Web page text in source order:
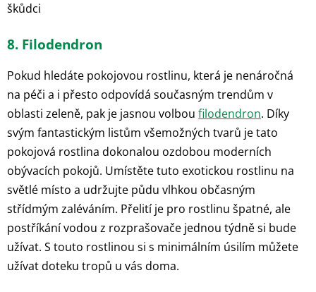
škůdci
8. Filodendron
Pokud hledáte pokojovou rostlinu, která je nenáročná
na péči a i přesto odpovídá současným trendům v
oblasti zeleně, pak je jasnou volbou filodendron. Díky
svým fantastickým listům všemožných tvarů je tato
pokojová rostlina dokonalou ozdobou moderních
obývacích pokojů. Umístěte tuto exotickou rostlinu na
světlé místo a udržujte půdu vlhkou občasným
střídmým zaléváním. Přelití je pro rostlinu špatné, ale
postříkání vodou z rozprašovače jednou týdně si bude
užívat. S touto rostlinou si s minimálním úsilím můžete
užívat doteku tropů u vás doma.